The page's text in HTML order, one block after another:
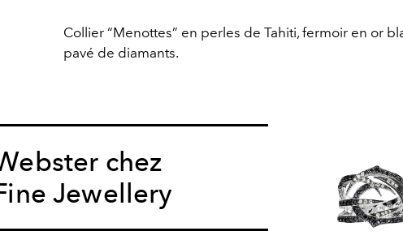
Collier “Menottes” en perles de Tahiti, fermoir en or
pavé de diamants.
chez
Jewellery